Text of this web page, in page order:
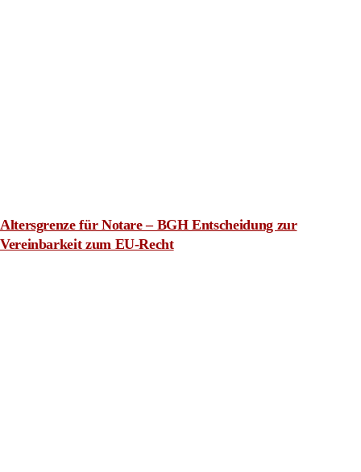
Altersgrenze für Notare – BGH Entscheidung zur
Vereinbarkeit zum EU-Recht